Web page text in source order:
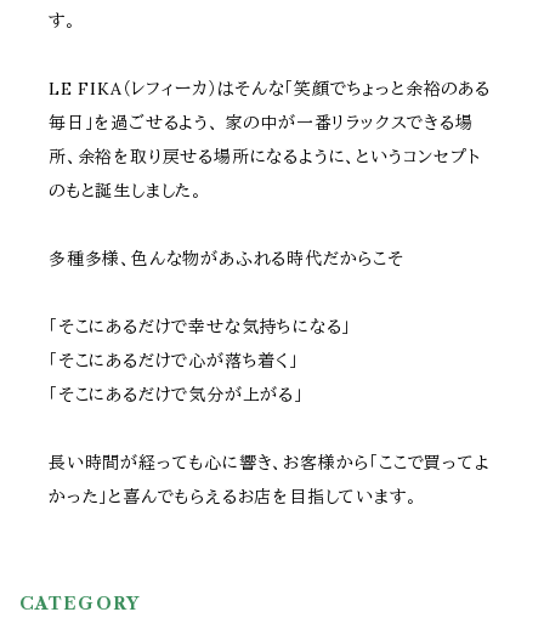
す。
LE FIKA（レフィーカ）はそんな「笑顔でちょっと余裕のある
毎日」を過ごせるよう、 家の中が一番リラックスできる場
所、余裕を取り戻せる場所になるように、というコンセプト
のもと誕生しました。
多種多様、色んな物があふれる時代だからこそ
「そこにあるだけで幸せな気持ちになる」
「そこにあるだけで心が落ち着く」
「そこにあるだけで気分が上がる」
長い時間が経っても心に響き、お客様から「ここで買ってよ
かった」と喜んでもらえるお店を目指しています。
CATEGORY